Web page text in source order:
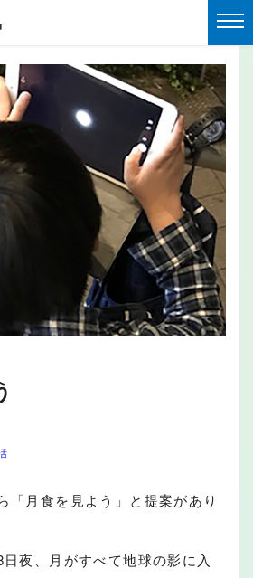
「月食を見よう」と提案があり
夜、月がすべて地球の影に入